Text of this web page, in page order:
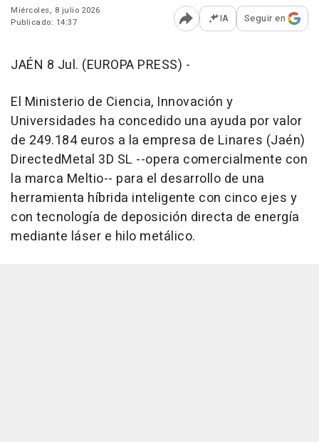
Miércoles, 8 julio 2026
Publicado: 14:37
Abrir opciones para
IA Seguir en
JAÉN 8 Jul. (EUROPA PRESS) -
El Ministerio de Ciencia, Innovación y
Universidades ha concedido una ayuda por valor
de 249.184 euros a la empresa de Linares (Jaén)
DirectedMetal 3D SL --opera comercialmente con
la marca Meltio-- para el desarrollo de una
herramienta híbrida inteligente con cinco ejes y
con tecnología de deposición directa de energía
mediante láser e hilo metálico.